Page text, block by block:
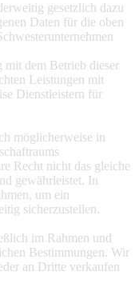
gesetzlich dazu
Daten für die oben
mit dem Betrieb dieser
Leistungen mit
Dienstleistern für
möglicherweise in
Recht nicht das gleiche
gewährleistet. In
um ein
sicherzustellen.
im Rahmen und
Bestimmungen. Wir
an Dritte verkaufen